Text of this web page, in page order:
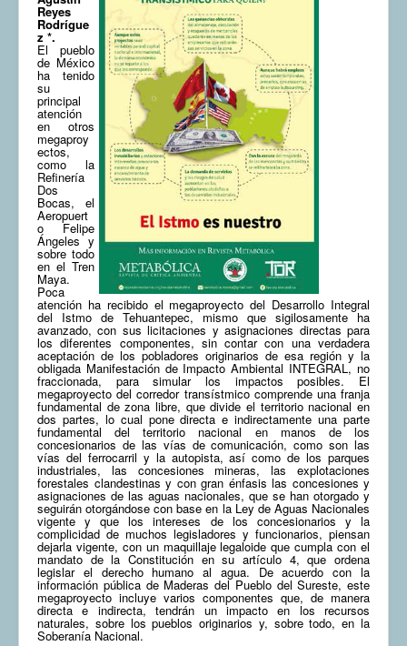
Archivos
Contacto
Afirmación
COMUNERA 67 EN PDF numero de presentación de la
voz de la Casa de los pueblos
Reyes
Rodrígue
z *.
El pueblo
de México
ha tenido
su
principal
atención
en otros
megaproy
ectos,
como la
Refinería
Dos
Bocas, el
Aeropuert
o Felipe
Ángeles y
sobre todo
en el Tren
Maya.
Poca
atención ha recibido el megaproyecto del Desarrollo Integral
del Istmo de Tehuantepec, mismo que sigilosamente ha
avanzado, con sus licitaciones y asignaciones directas para
los diferentes componentes, sin contar con una verdadera
aceptación de los pobladores originarios de esa región y la
obligada Manifestación de Impacto Ambiental INTEGRAL, no
fraccionada, para simular los impactos posibles. El
megaproyecto del corredor transístmico comprende una franja
fundamental de zona libre, que divide el territorio nacional en
dos partes, lo cual pone directa e indirectamente una parte
fundamental del territorio nacional en manos de los
concesionarios de las vías de comunicación, como son las
vías del ferrocarril y la autopista, así como de los parques
industriales, las concesiones mineras, las explotaciones
forestales clandestinas y con gran énfasis las concesiones y
asignaciones de las aguas nacionales, que se han otorgado y
seguirán otorgándose con base en la Ley de Aguas Nacionales
vigente y que los intereses de los concesionarios y la
complicidad de muchos legisladores y funcionarios, piensan
dejarla vigente, con un maquillaje legaloide que cumpla con el
mandato de la Constitución en su artículo 4, que ordena
legislar el derecho humano al agua. De acuerdo con la
información pública de Maderas del Pueblo del Sureste, este
megaproyecto incluye varios componentes que, de manera
directa e indirecta, tendrán un impacto en los recursos
naturales, sobre los pueblos originarios y, sobre todo, en la
Soberanía Nacional.